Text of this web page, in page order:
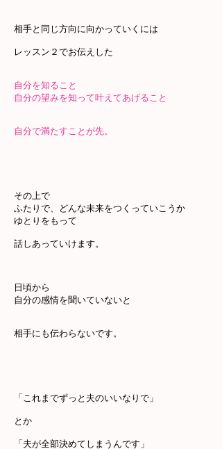
相手と同じ方向に向かっていくには
レッスン２でお伝えした
自分を知ること
自分の望みを知って叶えてあげること
自分で満たすことが先。
その上で
ふたりで、どんな未来をつくっていこうか
ゆとりをもって
話しあっていけます。
日頃から
自分の感情を聞いていないと
相手にも伝わらないです。
「これまでずっと夫のいいなりで」
とか
「夫が全部決めてしまうんです」